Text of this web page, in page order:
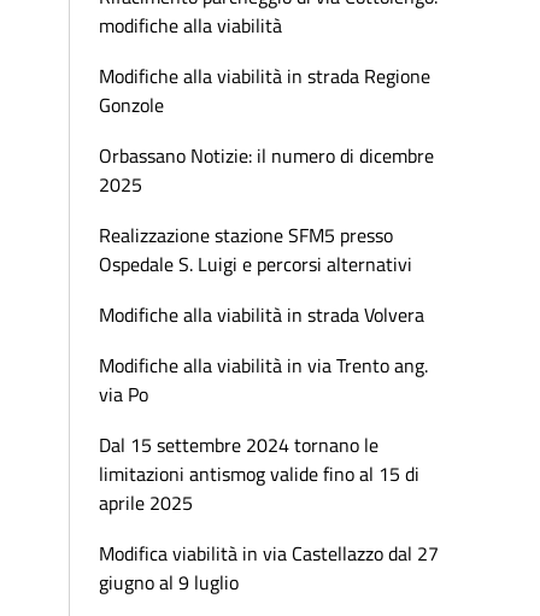
modifiche alla viabilità
Modifiche alla viabilità in strada Regione
Gonzole
Orbassano Notizie: il numero di dicembre
2025
Realizzazione stazione SFM5 presso
Ospedale S. Luigi e percorsi alternativi
Modifiche alla viabilità in strada Volvera
Modifiche alla viabilità in via Trento ang.
via Po
Dal 15 settembre 2024 tornano le
limitazioni antismog valide fino al 15 di
aprile 2025
Modifica viabilità in via Castellazzo dal 27
giugno al 9 luglio